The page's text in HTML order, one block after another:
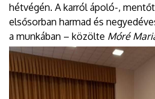
hétvégén. A karról ápoló-,
elsősorban harmad és
a munkában – közölte Móré